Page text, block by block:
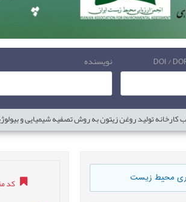
نویسنده
کارخانه تولید روغن زیتون به روش تصفیه شیمیایی و
محیط زیست کد